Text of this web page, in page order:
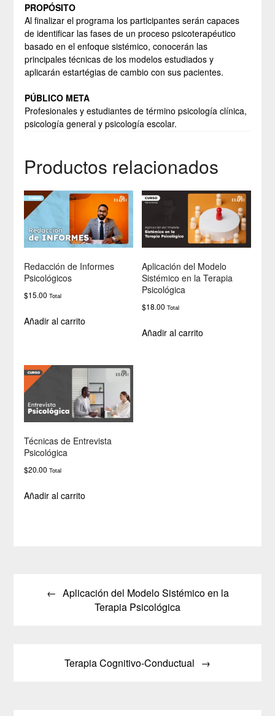
PROPÓSITO
Al finalizar el programa los participantes serán capaces
de identificar las fases de un proceso psicoterapéutico
basado en el enfoque sistémico, conocerán las
principales técnicas de los modelos estudiados y
aplicarán estartégias de cambio con sus pacientes.
PÚBLICO META
Profesionales y estudiantes de término psicología clínica,
psicología general y psicología escolar.
Productos relacionados
Redacción de Informes
Psicológicos
$15.00 Total
Añadir al carrito
Aplicación del Modelo
Sistémico en la Terapia
Psicológica
$18.00 Total
Añadir al carrito
Técnicas de Entrevista
Psicológica
$20.00 Total
Añadir al carrito
Aplicación del Modelo Sistémico en la
Terapia Psicológica
Terapia Cognitivo-Conductual